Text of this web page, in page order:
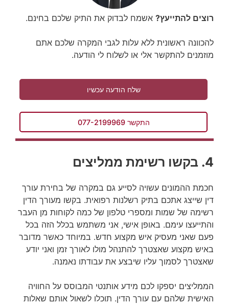
רוצים להתייעץ? אשמח לבדוק את התיק שלכם בחינם.
להכוונה ראשונית ללא עלות לגבי המקרה שלכם אתם
מוזמנים להתקשר אלי או לשלוח לי הודעה.
שלח הודעה עכשיו
התקשר 077-2199969
4. בקשו רשימת ממליצים
חכמת ההמונים עשויה לסייע גם במקרה של בחירת עורך
דין שייצג אתכם בתיק רשלנות רפואית. בקשו מעורך הדין
רשימה של שמות ומספרי טלפון של כמה לקוחות מן העבר
והתייעצו עימם. באופן אישי, אני משתמש בכלל הזה בכל
פעם שאני מעסיק איש מקצוע חדש. במיוחד כאשר מדובר
באיש מקצוע שאצטרך להתנהל מולו לאורך זמן ואני יודע
שאצטרך לסמוך עליו שיבצע את עבודתו נאמנה.
הממליצים יספקו לכם מידע אותנטי המבוסס על החוויה
האישית שלהם עם עורך הדין. תוכלו לשאול אותם שאלות